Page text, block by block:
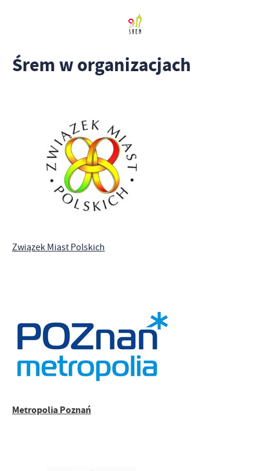
Śrem w organizacjach
Związek Miast Polskich
Metropolia Poznań